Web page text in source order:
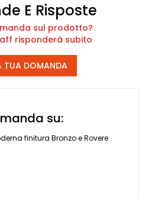
E Risposte
sul prodotto?
risponderà subito
TUA DOMANDA
su:
finitura Bronzo e Rovere